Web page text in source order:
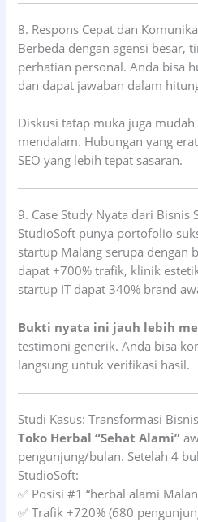
8. Respons Cepat dan
Berbeda dengan agensi besar,
perhatian personal. Anda bisa
dan dapat jawaban dalam
Diskusi tatap muka juga
mendalam. Hubungan yang
SEO yang lebih tepat sasaran.
9. Case Study Nyata dari Bisnis
StudioSoft punya portofolio
startup Malang serupa dengan
dapat +700% trafik, klinik
startup IT dapat 340% brand
Bukti nyata ini jauh lebih
testimoni generik. Anda bisa
langsung untuk verifikasi hasil.
Studi Kasus: Transformasi
Toko Herbal “Sehat Alami”
pengunjung/bulan. Setelah 4
StudioSoft:
✅ Posisi #1 “herbal alami
✅ Trafik +720% (680